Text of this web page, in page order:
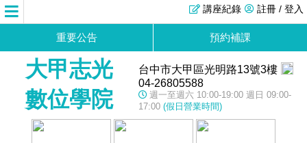
註冊 / 登入
講座紀錄
重要公告 預約補課
大甲志光
數位學院
台中市大甲區光明路13號3樓
04-26805588
週一至週六 10:00-19:00 週日 09:00-
17:00 (假日營業時間)